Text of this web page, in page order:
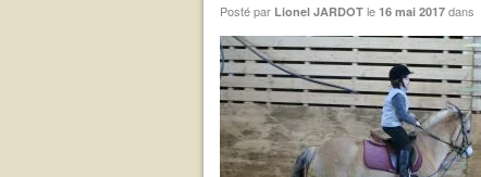
Posté par Lionel JARDOT le 16 mai 2017 dans